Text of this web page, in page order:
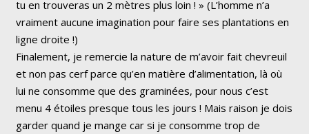
tu en trouveras un 2 mètres plus loin ! » (L’homme n’a
vraiment aucune imagination pour faire ses plantations en
ligne droite !)
Finalement, je remercie la nature de m’avoir fait chevreuil
et non pas cerf parce qu’en matière d’alimentation, là où
lui ne consomme que des graminées, pour nous c’est
menu 4 étoiles presque tous les jours ! Mais raison je dois
garder quand je mange car si je consomme trop de